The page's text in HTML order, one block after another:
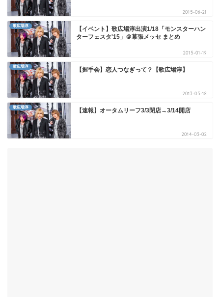
2015-06-21
歌広場淳
【イベント】歌広場淳出演1/18「モンスターハン
ターフェスタ'15」＠幕張メッセ まとめ
2015-01-19
歌広場淳 【握手会】恋人つなぎって？【歌広場淳】
2013-05-18
歌広場淳 【速報】オータムリーフ3/3閉店→3/14開店
2014-03-02